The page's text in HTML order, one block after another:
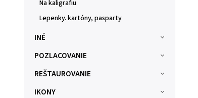
Na kaligrafiu
Lepenky. kartóny, pasparty
INÉ
POZLACOVANIE
REŠTAUROVANIE
IKONY